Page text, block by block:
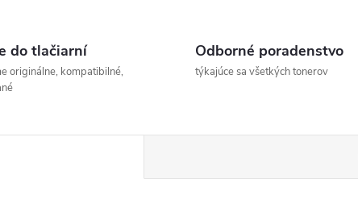
do tlačiarní
originálne, kompatibilné,
Odborné poradenstvo
týkajúce sa všetkých tonerov